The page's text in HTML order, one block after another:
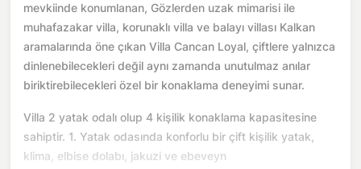
mevkiinde konumlanan, Gözlerden uzak mimarisi ile
muhafazakar villa, korunaklı villa ve balayı villası Kalkan
aramalarında öne çıkan Villa Cancan Loyal, çiftlere yalnızca
dinlenebilecekleri değil aynı zamanda unutulmaz anılar
biriktirebilecekleri özel bir konaklama deneyimi sunar.
Villa 2 yatak odalı olup 4 kişilik konaklama kapasitesine
sahiptir. 1. Yatak odasında konforlu bir çift kişilik yatak,
klima, elbise dolabı, jakuzi ve ebeveyn